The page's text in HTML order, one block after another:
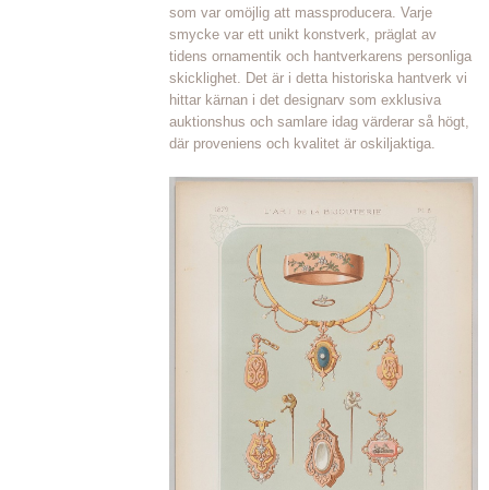
som var omöjlig att massproducera. Varje
smycke var ett unikt konstverk, präglat av
tidens ornamentik och hantverkarens personliga
skicklighet. Det är i detta historiska hantverk vi
hittar kärnan i det designarv som exklusiva
auktionshus och samlare idag värderar så högt,
där proveniens och kvalitet är oskiljaktiga.